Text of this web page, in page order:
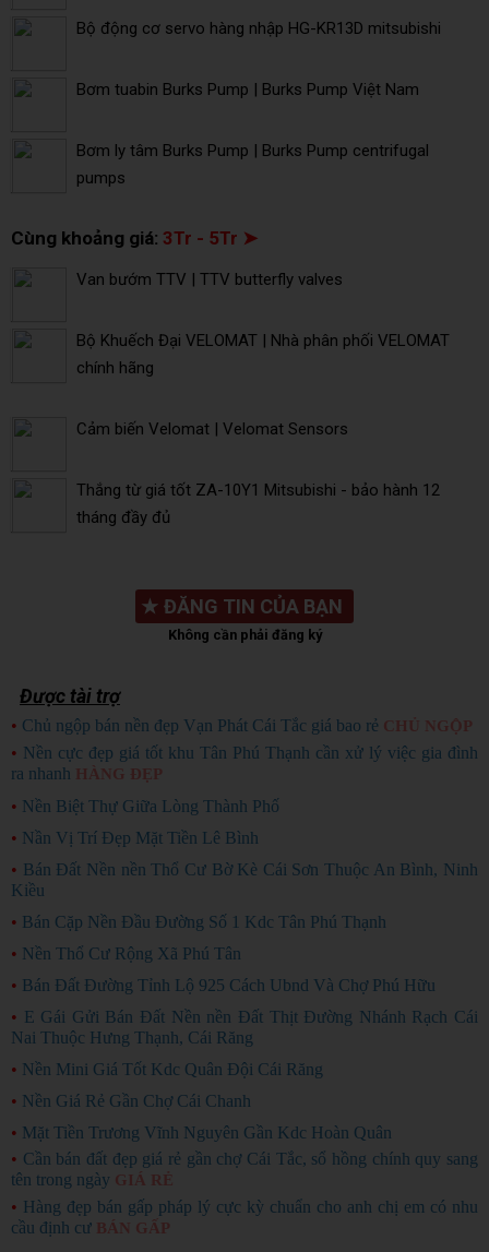
Bộ động cơ servo hàng nhập HG-KR13D mitsubishi
Bơm tuabin Burks Pump | Burks Pump Việt Nam
Bơm ly tâm Burks Pump | Burks Pump centrifugal
pumps
Cùng khoảng giá: 3Tr - 5Tr ➤
Van bướm TTV | TTV butterfly valves
Bộ Khuếch Đại VELOMAT | Nhà phân phối VELOMAT
chính hãng
Cảm biến Velomat | Velomat Sensors
Thắng từ giá tốt ZA-10Y1 Mitsubishi - bảo hành 12
tháng đầy đủ
★ ĐĂNG TIN CỦA BẠN
Không cần phải đăng ký
Được tài trợ
• Chủ ngộp bán nền đẹp Vạn Phát Cái Tắc giá bao rẻ CHỦ NGỘP
• Nền cực đẹp giá tốt khu Tân Phú Thạnh cần xử lý việc gia đình
ra nhanh HÀNG ĐẸP
• Nền Biệt Thự Giữa Lòng Thành Phố
• Nần Vị Trí Đẹp Mặt Tiền Lê Bình
• Bán Đất Nền nền Thổ Cư Bờ Kè Cái Sơn Thuộc An Bình, Ninh
Kiều
• Bán Cặp Nền Đầu Đường Số 1 Kdc Tân Phú Thạnh
• Nền Thổ Cư Rộng Xã Phú Tân
• Bán Đất Đường Tỉnh Lộ 925 Cách Ubnd Và Chợ Phú Hữu
• E Gái Gửi Bán Đất Nền nền Đất Thịt Đường Nhánh Rạch Cái
Nai Thuộc Hưng Thạnh, Cái Răng
• Nền Mini Giá Tốt Kdc Quân Đội Cái Răng
• Nền Giá Rẻ Gần Chợ Cái Chanh
• Mặt Tiền Trương Vĩnh Nguyên Gần Kdc Hoàn Quân
• Cần bán đất đẹp giá rẻ gần chợ Cái Tắc, sổ hồng chính quy sang
tên trong ngày GIÁ RẺ
• Hàng đẹp bán gấp pháp lý cực kỳ chuẩn cho anh chị em có nhu
cầu định cư BÁN GẤP